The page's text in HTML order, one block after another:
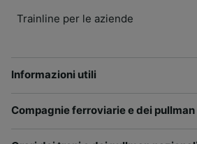
Trainline per le aziende
Informazioni utili
Compagnie ferroviarie e dei pullman